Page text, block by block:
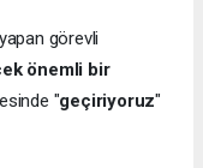
görevli
önemli bir
"geçiriyoruz"